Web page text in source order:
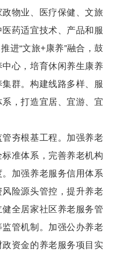
物业、医疗保健、文旅
药适宜技术、产品和服
进“文旅+康养”融合，鼓
心，培育休闲养生康养
群。构建线路多样、服
，打造宜居、宜游、宜
夯根基工程。加强养老
准体系，完善养老机构
加强养老服务信用体系
险源头管控，提升养老
全居家社区养老服务管
管机制。加强公办养老
资金的养老服务项目实